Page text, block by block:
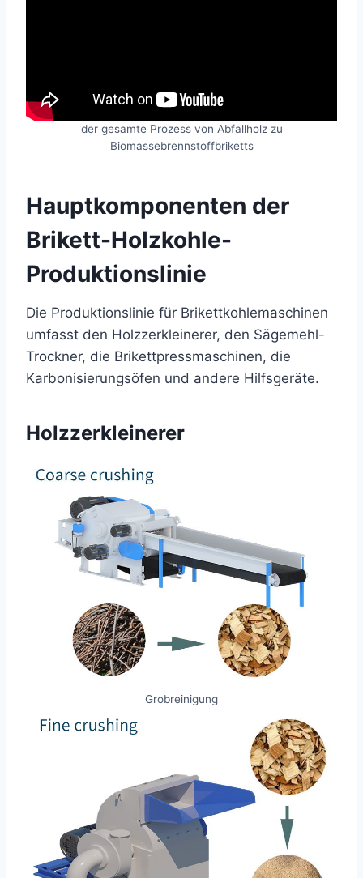
der gesamte Prozess von Abfallholz zu
Biomassebrennstoffbriketts
Hauptkomponenten der
Brikett-Holzkohle-
Produktionslinie
Die Produktionslinie für Brikettkohlemaschinen
umfasst den Holzzerkleinerer, den Sägemehl-
Trockner, die Brikettpressmaschinen, die
Karbonisierungsöfen und andere Hilfsgeräte.
Holzzerkleinerer
Grobreinigung